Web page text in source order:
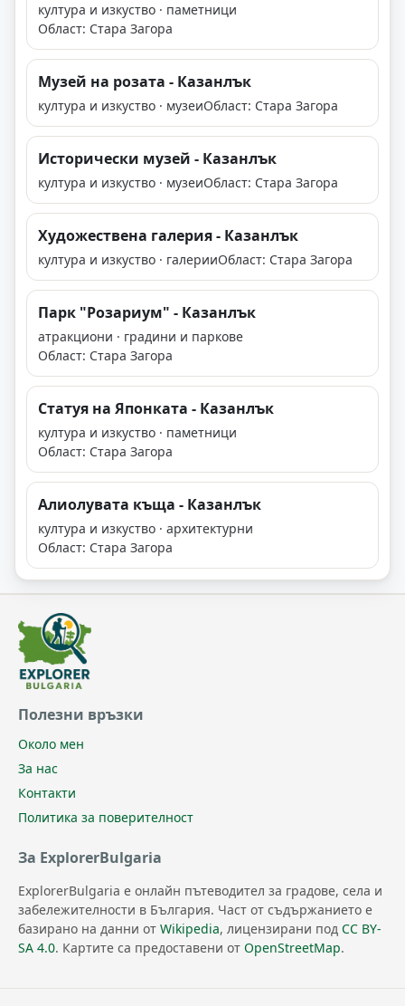
култура и изкуство · паметници
Област: Стара Загора
Музей на розата - Казанлък
култура и изкуство · музеиОбласт: Стара Загора
Исторически музей - Казанлък
култура и изкуство · музеиОбласт: Стара Загора
Художествена галерия - Казанлък
култура и изкуство · галерииОбласт: Стара Загора
Парк "Розариум" - Казанлък
атракциони · градини и паркове
Област: Стара Загора
Статуя на Японката - Казанлък
култура и изкуство · паметници
Област: Стара Загора
Алиолувата къща - Казанлък
култура и изкуство · архитектурни
Област: Стара Загора
Полезни връзки
Около мен
За нас
Контакти
Политика за поверителност
За ExplorerBulgaria
ExplorerBulgaria е онлайн пътеводител за градове, села и
забележителности в България. Част от съдържанието е
базирано на данни от Wikipedia, лицензирани под CC BY-
SA 4.0. Картите са предоставени от OpenStreetMap.